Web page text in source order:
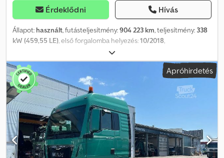
Érdeklődni Hívás
Állapot: használt, futásteljesítmény:904 223 km, teljesítmény: 338
kW (459,55 LE) , első forgalomba helyezés:10/2018
, össztömeg:
315/80 R22,5, tengelyelrendezés:4x2, tengelytáv:3 600 mm, szín:
fehér, vezetőfülke: félautomata,
kibocsátási osztály:Euro 6, felfüggesztés:
Felszereltség:ABS, differenciálzár, fedélzeti számítógép,
hidraulika, kipörgésgátló, légkondicionálás, állófűtés
Megengedett össztömeg: 18 000 kg, abroncsméret: 315/80 R22.5, 1.
tengely: , 2. tengely: , lap-levegő rugózás, retarder, nyerges
kapcsoló, mellékhajtás: MAN 650P szivattyúcsatlakozással 1,00/1,24,
elektronikus fékrendszer (EBS), fékasszisztens, elektronikus
stabilitásprogram (ESP), kipörgésgátló (ASR), légrugós vezetőülés,
Apróhirdetés